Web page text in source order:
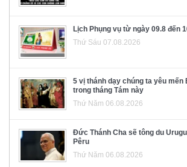
Lịch Phụng vụ từ ngày 09.8 đến
Thứ Sáu 07.08.2026
5 vị thánh dạy chúng ta yêu mến
trong tháng Tám này
Thứ Năm 06.08.2026
Đức Thánh Cha sẽ tông du
Pêru
Thứ Năm 06.08.2026